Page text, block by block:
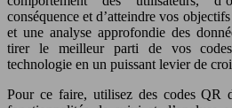
conséquence et d’atteindre vos
et une analyse approfondie des
tirer le meilleur parti de vos
technologie en un puissant levier de
Pour ce faire, utilisez des codes QR